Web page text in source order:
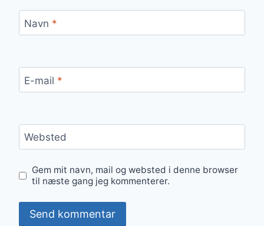
Navn *
E-mail *
Websted
Gem mit navn, mail og websted i denne browser
til næste gang jeg kommenterer.